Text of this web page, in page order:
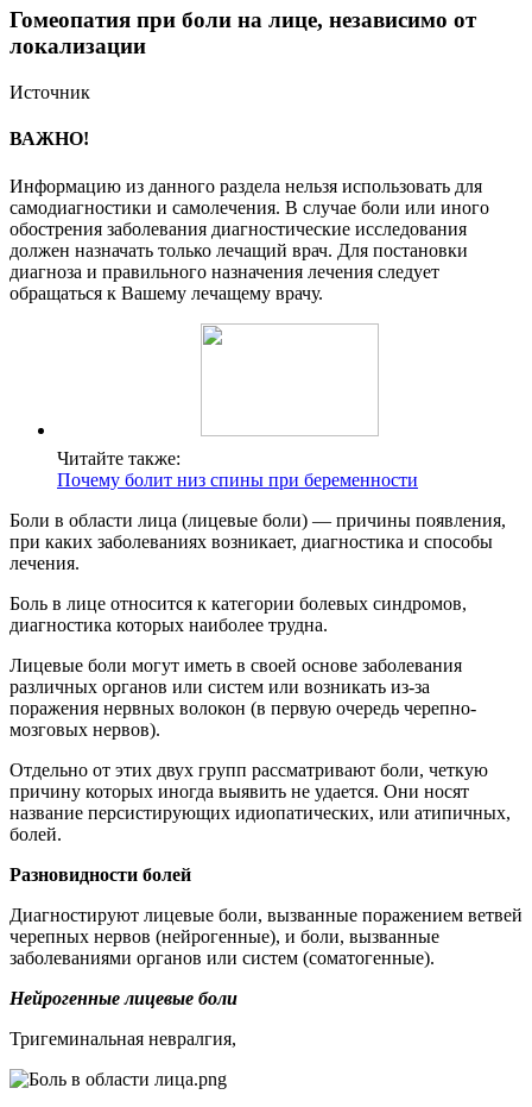
Гомеопатия при боли на лице, независимо от
локализации
Источник
ВАЖНО!
Информацию из данного раздела нельзя использовать для
самодиагностики и самолечения. В случае боли или иного
обострения заболевания диагностические исследования
должен назначать только лечащий врач. Для постановки
диагноза и правильного назначения лечения следует
обращаться к Вашему лечащему врачу.
Читайте также:
Почему болит низ спины при беременности
Боли в области лица (лицевые боли) — причины появления,
при каких заболеваниях возникает, диагностика и способы
лечения.
Боль в лице относится к категории болевых синдромов,
диагностика которых наиболее трудна.
Лицевые боли могут иметь в своей основе заболевания
различных органов или систем или возникать из-за
поражения нервных волокон (в первую очередь черепно-
мозговых нервов).
Отдельно от этих двух групп рассматривают боли, четкую
причину которых иногда выявить не удается. Они носят
название персистирующих идиопатических, или атипичных,
болей.
Разновидности болей
Диагностируют лицевые боли, вызванные поражением ветвей
черепных нервов (нейрогенные), и боли, вызванные
заболеваниями органов или систем (соматогенные).
Нейрогенные лицевые боли
Тригеминальная невралгия,